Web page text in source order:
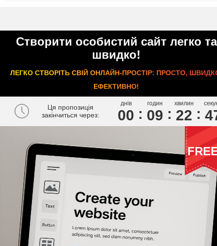
Створити особистий сайт легко та
швидко!
ЛЕГКО СТВОРІТЬ СВІЙ ОНЛАЙН-ПРОСТІР: ПРОСТО,
ЕФЕКТИВНО!
Ця пропозиція
закінчиться через:
днів
00
годин
09
хвилин
22 4